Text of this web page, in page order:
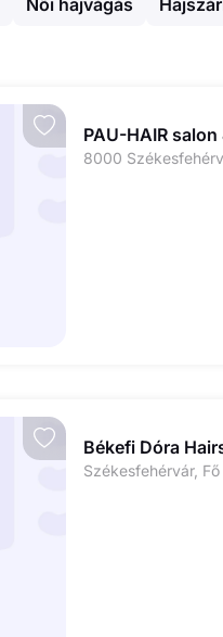
Női hajvágás
PAU-HAIR
8000
Békefi Dóra
Székesfehérvár,